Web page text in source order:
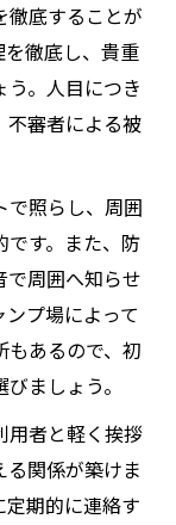
徹底することが
徹底し、貴重
。人目につき
不審者による被
で照らし、周囲
です。また、防
で周囲へ知らせ
プ場によって
もあるので、初
ましょう。
用者と軽く挨拶
関係が築けま
期的に連絡す